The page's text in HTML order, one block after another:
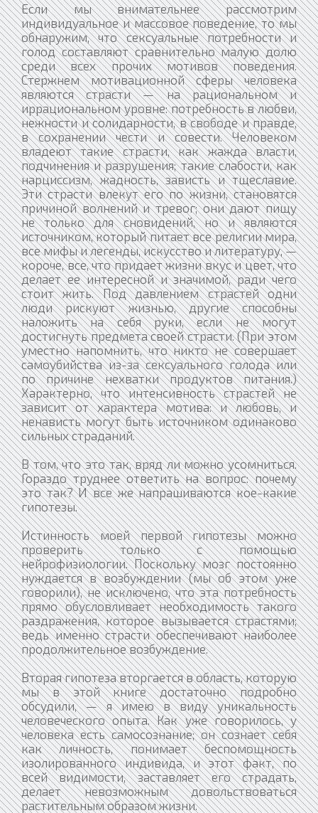
Если мы внимательнее рассмотрим
индивидуальное и массовое поведение, то мы
обнаружим, что сексуальные потребности и
голод составляют сравнительно малую долю
среди всех прочих мотивов поведения.
Стержнем мотивационной сферы человека
являются страсти — на рациональном и
иррациональном уровне: потребность в любви,
нежности и солидарности, в свободе и правде,
в сохранении чести и совести. Человеком
владеют такие страсти, как жажда власти,
подчинения и разрушения; такие слабости, как
нарциссизм, жадность, зависть и тщеславие.
Эти страсти влекут его по жизни, становятся
причиной волнений и тревог; они дают пищу
не только для сновидений, но и являются
источником, который питает все религии мира,
все мифы и легенды, искусство и литературу, —
короче, все, что придает жизни вкус и цвет, что
делает ее интересной и значимой, ради чего
стоит жить. Под давлением страстей одни
люди рискуют жизнью, другие способны
наложить на себя руки, если не могут
достигнуть предмета своей страсти. (При этом
уместно напомнить, что никто не совершает
самоубийства из-за сексуального голода или
по причине нехватки продуктов питания.)
Характерно, что интенсивность страстей не
зависит от характера мотива: и любовь, и
ненависть могут быть источником одинаково
сильных страданий.
В том, что это так, вряд ли можно усомниться.
Гораздо труднее ответить на вопрос: почему
это так? И все же напрашиваются кое-какие
гипотезы.
Истинность моей первой гипотезы можно
проверить только с помощью
нейрофизиологии. Поскольку мозг постоянно
нуждается в возбуждении (мы об этом уже
говорили), не исключено, что эта потребность
прямо обусловливает необходимость такого
раздражения, которое вызывается страстями;
ведь именно страсти обеспечивают наиболее
продолжительное возбуждение.
Вторая гипотеза вторгается в область, которую
мы в этой книге достаточно подробно
обсудили, — я имею в виду уникальность
человеческого опыта. Как уже говорилось, у
человека есть самосознание; он сознает себя
как личность, понимает беспомощность
изолированного индивида, и этот факт, по
всей видимости, заставляет его страдать,
делает невозможным довольствоваться
растительным образом жизни.